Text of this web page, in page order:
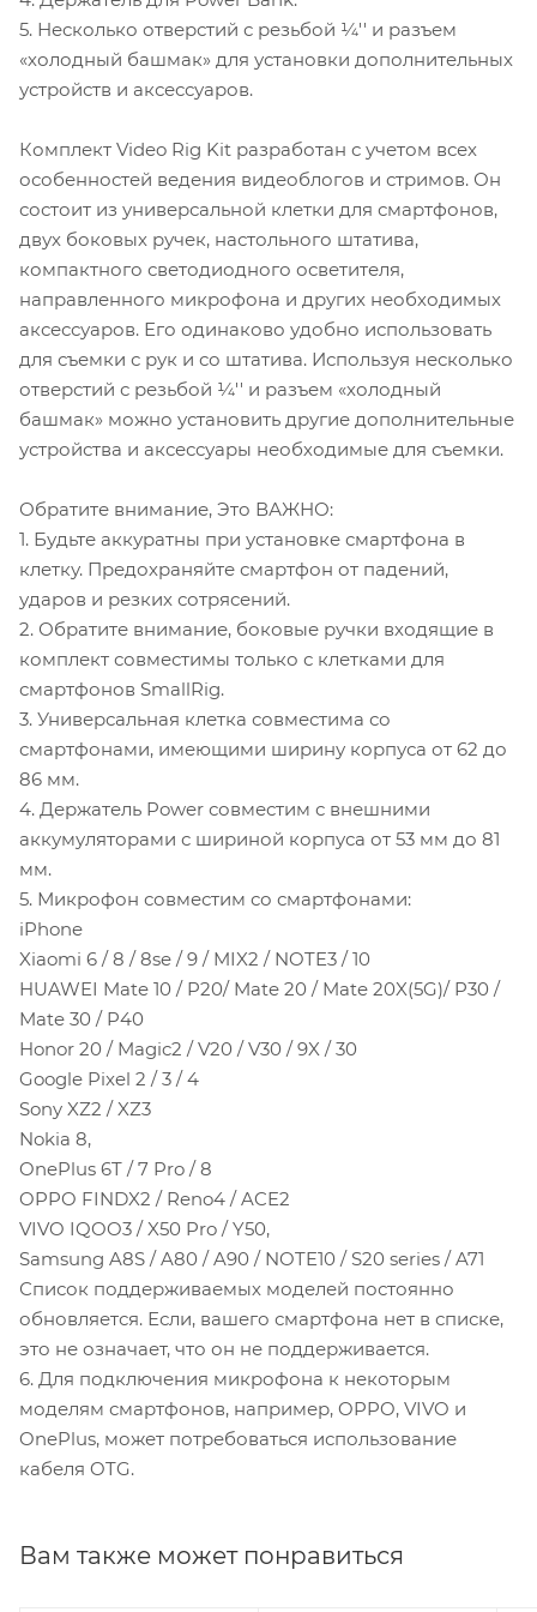
5. Несколько отверстий с резьбой ¼'' и разъем
«холодный башмак» для установки дополнительных
устройств и аксессуаров.
Комплект Video Rig Kit разработан с учетом всех
особенностей ведения видеоблогов и стримов. Он
состоит из универсальной клетки для смартфонов,
двух боковых ручек, настольного штатива,
компактного светодиодного осветителя,
направленного микрофона и других необходимых
аксессуаров. Его одинаково удобно использовать
для съемки с рук и со штатива. Используя несколько
отверстий с резьбой ¼'' и разъем «холодный
башмак» можно установить другие дополнительные
устройства и аксессуары необходимые для съемки.
Обратите внимание, Это ВАЖНО:
1. Будьте аккуратны при установке смартфона в
клетку. Предохраняйте смартфон от падений,
ударов и резких сотрясений.
2. Обратите внимание, боковые ручки входящие в
комплект совместимы только с клетками для
смартфонов SmallRig.
3. Универсальная клетка совместима со
смартфонами, имеющими ширину корпуса от 62 до
86 мм.
4. Держатель Power совместим с внешними
аккумуляторами с шириной корпуса от 53 мм до 81
мм.
5. Микрофон совместим со смартфонами:
iPhone
Xiaomi 6 / 8 / 8se / 9 / MIX2 / NOTE3 / 10
HUAWEI Mate 10 / P20/ Mate 20 / Mate 20X(5G)/ P30 /
Mate 30 / P40
Honor 20 / Magic2 / V20 / V30 / 9X / 30
Google Pixel 2 / 3 / 4
Sony XZ2 / XZ3
Nokia 8,
OnePlus 6T / 7 Pro / 8
OPPO FINDX2 / Reno4 / ACE2
VIVO IQOO3 / X50 Pro / Y50,
Samsung A8S / A80 / A90 / NOTE10 / S20 series / A71
Список поддерживаемых моделей постоянно
обновляется. Если, вашего смартфона нет в списке,
это не означает, что он не поддерживается.
6. Для подключения микрофона к некоторым
моделям смартфонов, например, OPPO, VIVO и
OnePlus, может потребоваться использование
кабеля OTG.
Вам также может понравиться